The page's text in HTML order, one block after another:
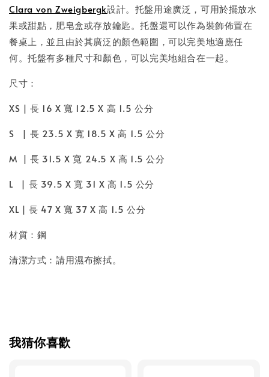
Clara von Zweigbergk設計。托盤用途廣泛，可用於擺放水
果或甜點，肥皂盒或存放鑰匙。托盤還可以作為裝飾佈置在
餐桌上，並且由於其廣泛的顏色範圍，可以完美地適應任
何。托盤有多種尺寸和顏色，可以完美地組合在一起。
尺寸：
XS | 長 16 X 寬 12.5 X 高 1.5 公分
S | 長 23.5 X 寬 18.5 X 高 1.5 公分
M | 長 31.5 X 寬 24.5 X 高 1.5 公分
L | 長 39.5 X 寬 31 X 高 1.5 公分
XL | 長 47 X 寬 37 X 高 1.5 公分
材質：鋼
清潔方式：請用濕布擦拭。
我猜你喜歡